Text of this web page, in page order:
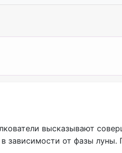
высказывают
зависимости от фазы луны.